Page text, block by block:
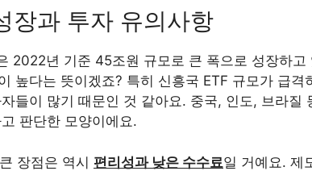
장과 투자 유의사항
2022년 기준 45조원 규모로 큰 폭으로 성장하고
높다는 뜻이겠죠? 특히 신흥국 ETF 규모가 급격
들이 많기 때문인 것 같아요. 중국, 인도, 브라질
판단한 모양이에요.
장점은 역시 편리성과 낮은 수수료일 거예요. 제